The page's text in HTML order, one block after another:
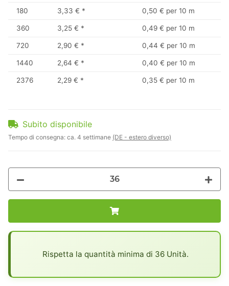
180 3,33 € * 0,50 € per 10 m
360 3,25 € * 0,49 € per 10 m
720 2,90 € * 0,44 € per 10 m
1440 2,64 € * 0,40 € per 10 m
2376 2,29 € * 0,35 € per 10 m
Subito disponibile
Tempo di consegna: ca. 4 settimane (DE - estero diverso)
Rispetta la quantità minima di 36 Unità.